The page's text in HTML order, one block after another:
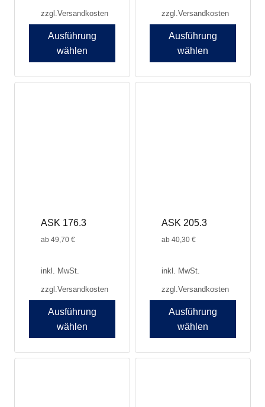
zzgl.Versandkosten
Ausführung
wählen
Produkt
gewählt
werden
zzgl.Versandkosten
Ausführung
wählen
ASK 176.3
ab 49,70 €
inkl. MwSt.
zzgl.Versandkosten
Ausführung
wählen
Produkt
ASK 205.3
ab 40,30 €
inkl. MwSt.
zzgl.Versandkosten
Ausführung
wählen